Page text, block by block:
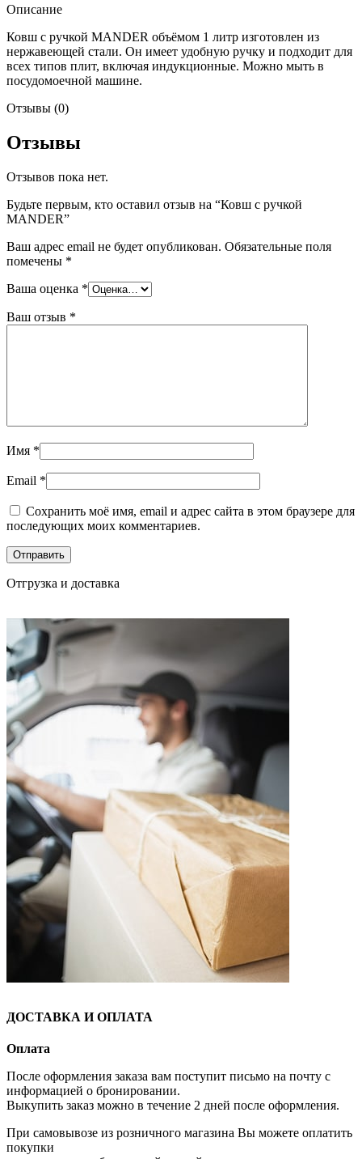
Описание
Ковш с ручкой MANDER объёмом 1 литр изготовлен из
нержавеющей стали. Он имеет удобную ручку и подходит для
всех типов плит, включая индукционные. Можно мыть в
посудомоечной машине.
Отзывы (0)
Отзывы
Отзывов пока нет.
Будьте первым, кто оставил отзыв на “Ковш с ручкой
MANDER”
Ваш адрес email не будет опубликован. Обязательные поля
помечены *
Ваша оценка *
Ваш отзыв *
Имя *
Email *
Сохранить моё имя, email и адрес сайта в этом браузере для
последующих моих комментариев.
Отгрузка и доставка
ДОСТАВКА И ОПЛАТА
Оплата
После оформления заказа вам поступит письмо на почту с
информацией о бронировании.
Выкупить заказ можно в течение 2 дней после оформления.
При самовывозе из розничного магазина Вы можете оплатить
покупки